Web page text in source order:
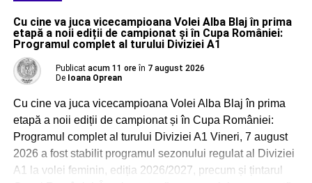
Cu cine va juca vicecampioana Volei Alba Blaj în prima
etapă a noii ediții de campionat și în Cupa României:
Programul complet al turului Diviziei A1
Publicat acum 11 ore în 7 august 2026
De Ioana Oprean
Cu cine va juca vicecampioana Volei Alba Blaj în prima
etapă a noii ediții de campionat și în Cupa României:
Programul complet al turului Diviziei A1 Vineri, 7 august
2026 a fost stabilit programul sezonului regulat al Diviziei
A1 la volei feminin, ediția 2026/2027, precum și țintarul